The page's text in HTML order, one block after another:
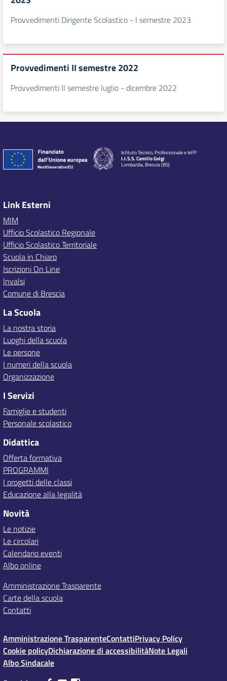
Provvedimenti Dirigente Scolastico - I semestre 2023
Provvedimenti II semestre 2022
Provvedimenti II semestre luglio - dicembre 2022
Istituto Tecnico, Professionale e IeFP
I.I.S.S. Camillo Golgi
Lombardia, Brescia (BS)
Link Esterni
MIM
Ufficio Scolastico Regionale
Ufficio Scolastico Territoriale
Scuola in Chiaro
Iscrizioni On Line
Invalsi
Comune di Brescia
La Scuola
La nostra storia
Luoghi della scuola
Le persone
I numeri della scuola
Organizzazione
I Servizi
Famiglie e studenti
Personale scolastico
Didattica
Offerta formativa
PROGRAMMI
I progetti delle classi
Educazione alla legalità
Novità
Le notizie
Le circolari
Calendario eventi
Albo online
Amministrazione Trasparente
Carte della scuola
Contatti
Amministrazione TrasparenteContattiPrivacy Policy
Cookie policyDichiarazione di accessibilitàNote Legali
Albo Sindacale